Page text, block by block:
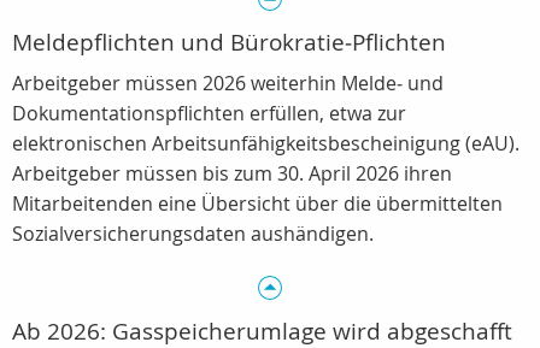
Meldepflichten und Bürokratie‑Pflichten
Arbeitgeber müssen 2026 weiterhin Melde‑ und
Dokumentationspflichten erfüllen, etwa zur
elektronischen Arbeitsunfähigkeitsbescheinigung (eAU).
Arbeitgeber müssen bis zum 30. April 2026 ihren
Mitarbeitenden eine Übersicht über die übermittelten
Sozialversicherungsdaten aushändigen.
Ab 2026: Gasspeicherumlage wird abgeschafft